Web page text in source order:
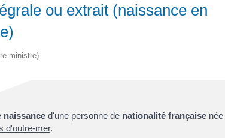
ou extrait (naissance en
ministre)
naissance d'une personne de nationalité française née
d'outre-mer.